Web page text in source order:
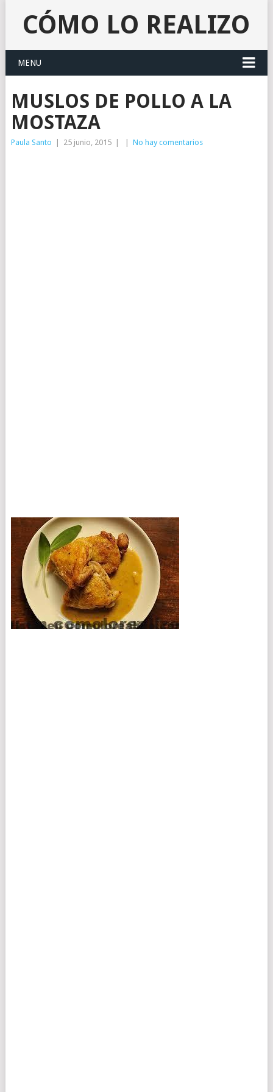
CÓMO LO REALIZO
MENU
MUSLOS DE POLLO A LA
MOSTAZA
Paula Santo 25 junio, 2015 No hay comentarios